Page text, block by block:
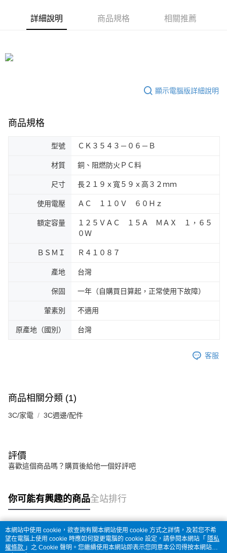
詳細說明 商品規格 相關推薦
顯示電腦版詳細說明
商品規格
型號 ＣＫ３５４３－０６－Ｂ
材質 銅、阻燃防火ＰＣ料
尺寸 長２１９ｘ寬５９ｘ高３２ｍｍ
使用電壓 ＡＣ １１０Ｖ ６０Ｈｚ
額定容量
１２５ＶＡＣ １５Ａ ＭＡＸ １，６５
０Ｗ
ＢＳＭＩ Ｒ４１０８７
產地 台灣
保固 一年（自購買日算起，正常使用下故障）
葷素別 不適用
原產地（國別） 台灣
客服
商品相關分類 (1)
3C/家電 3C週邊/配件
評價
喜歡這個商品嗎？購買後給他一個好評吧
你可能有興趣的商品全站排行
熱門標籤
本網站中使用 cookie，欲查詢有關本網站使用 cookie 方式之詳情，及若您不希
望在電腦上使用 cookie 時應如何變更電腦的 cookie 設定，請參閱本網站「 隱私
權條款 」之 Cookie 聲明。您繼續使用本網站即表示您同意本公司得按本網站使